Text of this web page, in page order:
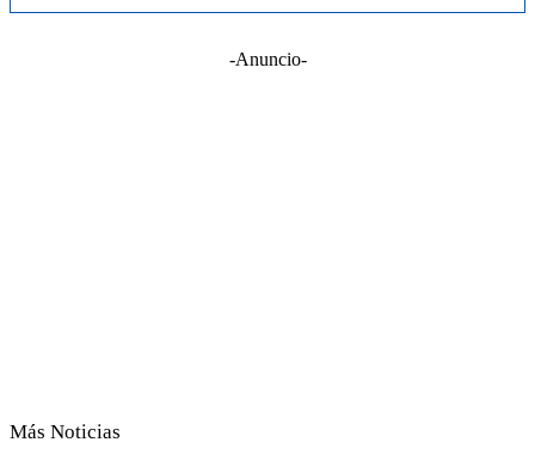
-Anuncio-
Más Noticias